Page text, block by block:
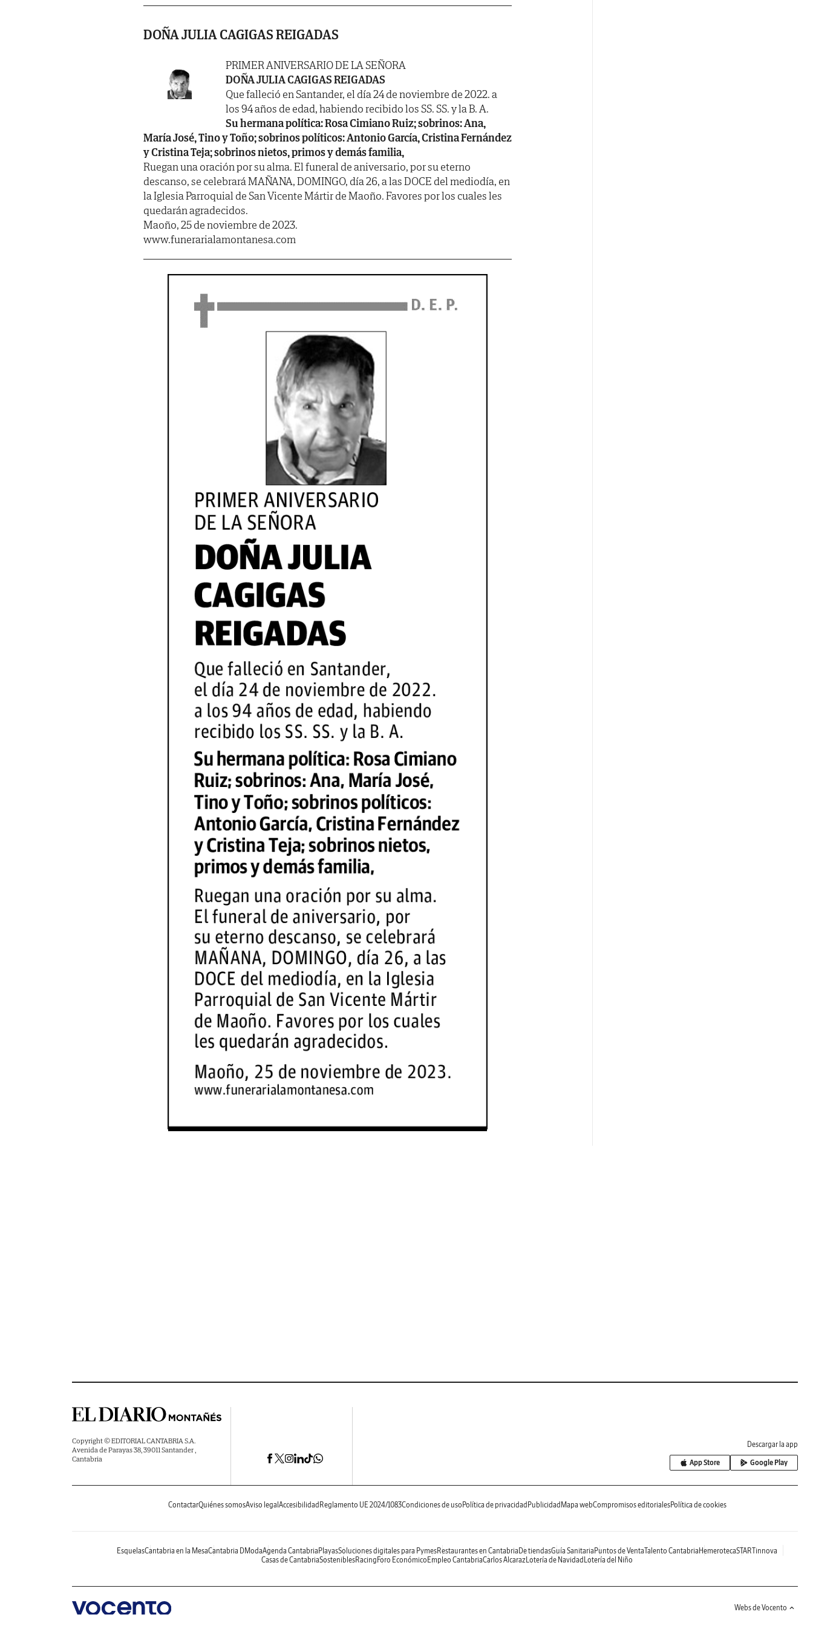
DOÑA JULIA CAGIGAS REIGADAS
PRIMER ANIVERSARIO DE LA SEÑORA
DOÑA JULIA CAGIGAS REIGADAS
Que falleció en Santander, el día 24 de noviembre de 2022. a
los 94 años de edad, habiendo recibido los SS. SS. y la B. A.
Su hermana política: Rosa Cimiano Ruiz; sobrinos: Ana,
María José, Tino y Toño; sobrinos políticos: Antonio García, Cristina Fernández
y Cristina Teja; sobrinos nietos, primos y demás familia,
Ruegan una oración por su alma. El funeral de aniversario, por su eterno
descanso, se celebrará MAÑANA, DOMINGO, día 26, a las DOCE del mediodía, en
la Iglesia Parroquial de San Vicente Mártir de Maoño. Favores por los cuales les
quedarán agradecidos.
Maoño, 25 de noviembre de 2023.
www.funerarialamontanesa.com
Copyright © EDITORIAL CANTABRIA S.A.
Avenida de Parayas 38, 39011 Santander ,
Cantabria
Descargar la app
App Store Google Play
ContactarQuiénes somosAviso legal Accesibilidad Reglamento UE 2024/1083Condiciones de uso Política de privacidad Publicidad Mapa webCompromisos editorialesPolítica de cookies
EsquelasCantabria en la MesaCantabria DModaAgenda Cantabria PlayasSoluciones digitales para PymesRestaurantes en Cantabria De tiendasGuía Sanitaria Puntos de VentaTalento Cantabria HemerotecaSTARTinnova
Casas de CantabriaSosteniblesRacing Foro Económico Empleo CantabriaCarlos Alcaraz Lotería de Navidad Lotería del Niño
Webs de Vocento